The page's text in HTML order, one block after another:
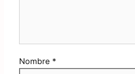
Nombre *